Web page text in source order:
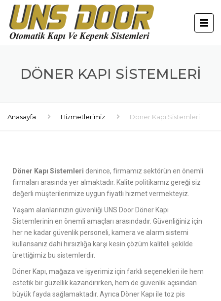
DÖNER KAPI SISTEMLERI
Anasayfa Hizmetlerimiz Döner Kapı Sistemleri
Döner Kapı Sistemleri denince, firmamız sektörün en önemli
firmaları arasında yer almaktadır. Kalite politikamız gereği siz
değerli müşterilerimize uygun fiyatlı hizmet vermekteyiz.
Yaşam alanlarınızın güvenliği UNS Door Döner Kapı
Sistemlerinin en önemli amaçları arasındadır. Güvenliğiniz için
her ne kadar güvenlik personeli, kamera ve alarm sistemi
kullansanız dahi hırsızlığa karşı kesin çözüm kaliteli şekilde
ürettiğimiz bu sistemlerdir.
Döner Kapı, mağaza ve işyerimiz için farklı seçenekleri ile hem
estetik bir güzellik kazandırırken, hem de güvenlik açısından
büyük fayda sağlamaktadır. Ayrıca Döner Kapı ile toz pis